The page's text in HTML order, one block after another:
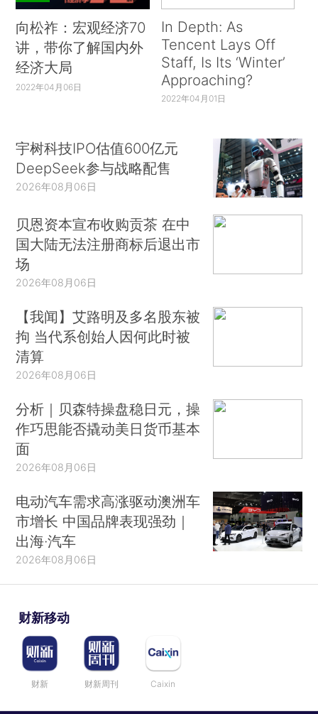
向松祚：宏观经济70
讲，带你了解国内外
经济大局
2022年04月06日
In Depth: As
Tencent Lays Off
Staff, Is Its ‘Winter’
Approaching?
2022年04月01日
宇树科技IPO估值600亿元
DeepSeek参与战略配售
2026年08月06日
贝恩资本宣布收购贡茶 在中
国大陆无法注册商标后退出市
场
2026年08月06日
【我闻】艾路明及多名股东被
拘 当代系创始人因何此时被
清算
2026年08月06日
分析｜贝森特操盘稳日元，操
作巧思能否撬动美日货币基本
面
2026年08月06日
电动汽车需求高涨驱动澳洲车
市增长 中国品牌表现强劲｜
出海·汽车
2026年08月06日
财新移动
财新 财新周刊 Caixin